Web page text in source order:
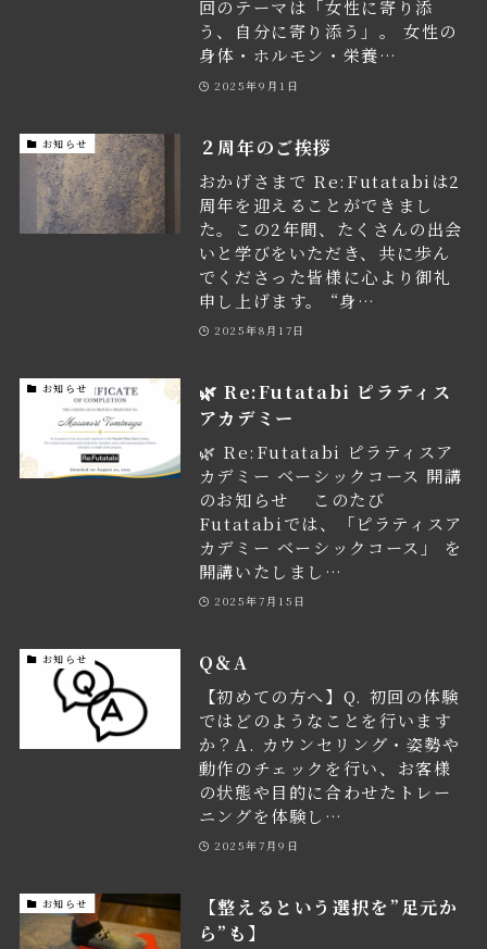
回のテーマは「女性に寄り添
う、自分に寄り添う」。 女性の
身体・ホルモン・栄養…
2025年9月1日
お知らせ ２周年のご挨拶
おかげさまで Re:Futatabiは2
周年を迎えることができまし
た。この2年間、たくさんの出会
いと学びをいただき、共に歩ん
でくださった皆様に心より御礼
申し上げます。 “身…
2025年8月17日
お知らせ
🌿 Re:Futatabi ピラティス
アカデミー
🌿 Re:Futatabi ピラティスア
カデミー ベーシックコース 開講
のお知らせ このたび
Futatabiでは、「ピラティスア
カデミー ベーシックコース」 を
開講いたしまし…
2025年7月15日
お知らせ Q＆A
【初めての方へ】Q. 初回の体験
ではどのようなことを行います
か？A. カウンセリング・姿勢や
動作のチェックを行い、お客様
の状態や目的に合わせたトレー
ニングを体験し…
2025年7月9日
お知らせ
【整えるという選択を”足元か
ら”も】